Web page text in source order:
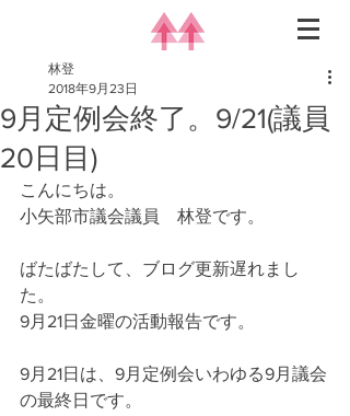
9月定例会終了。9/21(議員
20日目)
林登
2018年9月23日
こんにちは。
小矢部市議会議員　林登です。
ばたばたして、ブログ更新遅れまし
た。
9月21日金曜の活動報告です。
9月21日は、9月定例会いわゆる9月議会
の最終日です。